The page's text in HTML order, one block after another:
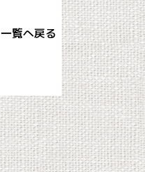
一覧へ戻る